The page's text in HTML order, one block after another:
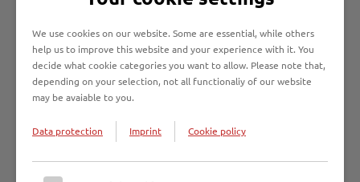
Am besten solltet ihr Euch ca. 3 Monate vorher um einen
Praktikumsplatz bewerben.
Eure Bewerbung sollte ein Anschreiben, einen
Lebenslauf, aktuelle Zeugnisse und ggf. eine
Im Anschreiben sollte die Art des Praktikums, das Ziel
des Praktikums, der gewünschte Praktikumsort, der
angestrebte Zeitraum und mögliche Praktikumsvorgaben
We use cookies on our website. Some are essential, while others
help us to improve this website and your experience with it. You
decide what cookie categories you want to allow. Please note that,
depending on your selection, not all functionaliy of our website
may be avaiable to you.
Data protection Imprint Cookie policy